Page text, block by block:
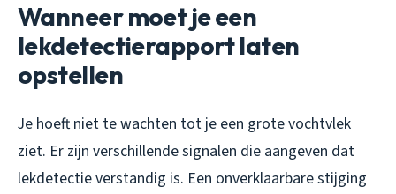
Wanneer moet je een
lekdetectierapport laten
opstellen
Je hoeft niet te wachten tot je een grote vochtvlek
ziet. Er zijn verschillende signalen die aangeven dat
lekdetectie verstandig is. Een onverklaarbare stijging